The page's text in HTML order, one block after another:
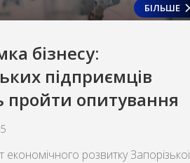
БІЛЬШЕ
бізнесу:
підприємців
пройти опитування
розвитку Запорізької